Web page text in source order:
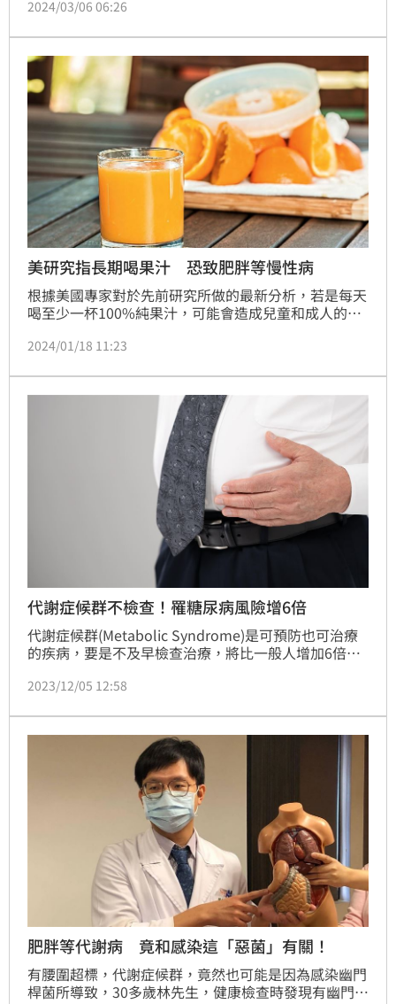
症，都是急診檢傷1～2級的代表，大多與慢性三高疾病
2024/03/06 06:26
美研究指長期喝果汁 恐致肥胖等慢性病
根據美國專家對於先前研究所做的最新分析，若是每天
喝至少一杯100%純果汁，可能會造成兒童和成人的體
2024/01/18 11:23
代謝症候群不檢查！罹糖尿病風險增6倍
代謝症候群(Metabolic Syndrome)是可預防也可治療
的疾病，要是不及早檢查治療，將比一般人增加6倍得
倍心臟病及腦中風風險，變成慢性病病人。國健署日前
民眾參加，其中8成民眾腰圍過粗或肥胖，但經過生活
型態調整後，超過5成民眾都能有所改善，遠離後續慢
性疾病風險。（記者：簡浩正）
2023/12/05 12:58
肥胖等代謝病 竟和感染這「惡菌」有關！
有腰圍超標，代謝症候群，竟然也可能是因為感染幽門
桿菌所導致，30多歲林先生，健康檢查時發現有幽門桿